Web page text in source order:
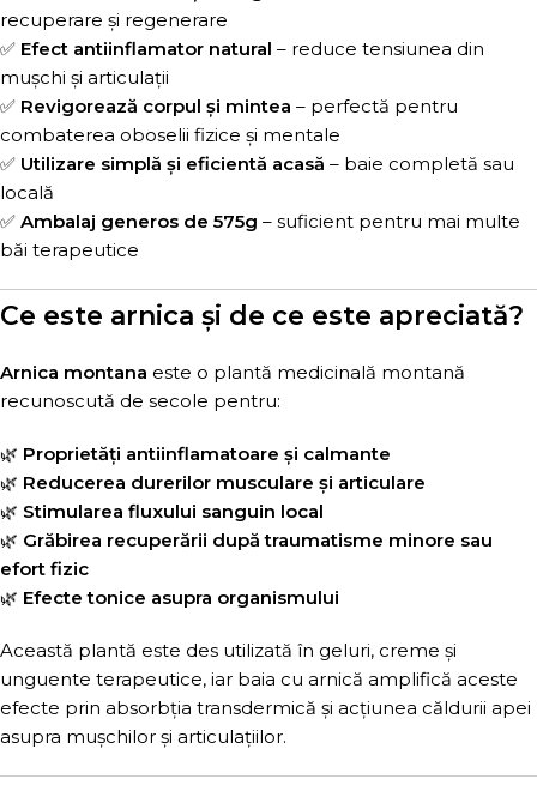
recuperare și regenerare
✅ Efect antiinflamator natural – reduce tensiunea din
mușchi și articulații
✅ Revigorează corpul și mintea – perfectă pentru
combaterea oboselii fizice și mentale
✅ Utilizare simplă și eficientă acasă – baie completă sau
locală
✅ Ambalaj generos de 575g – suficient pentru mai multe
băi terapeutice
Ce este arnica și de ce este apreciată?
Arnica montana este o plantă medicinală montană
recunoscută de secole pentru:
🌿 Proprietăți antiinflamatoare și calmante
🌿 Reducerea durerilor musculare și articulare
🌿 Stimularea fluxului sanguin local
🌿 Grăbirea recuperării după traumatisme minore sau
efort fizic
🌿 Efecte tonice asupra organismului
Această plantă este des utilizată în geluri, creme și
unguente terapeutice, iar baia cu arnică amplifică aceste
efecte prin absorbția transdermică și acțiunea căldurii apei
asupra mușchilor și articulațiilor.